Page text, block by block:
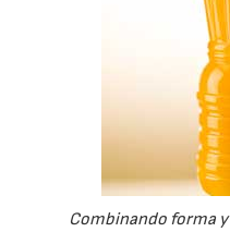
Combinando forma